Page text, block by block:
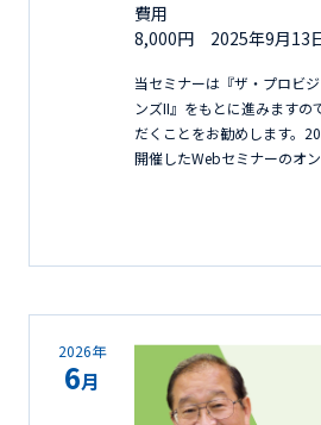
費用
8,000円 2025年9月13
当セミナーは『ザ・プロビ
ンズII』をもとに進みますの
だくことをお勧めします。
開催したWebセミナーのオン
2026年
6月